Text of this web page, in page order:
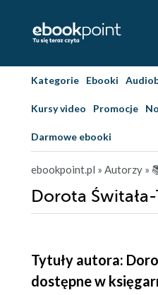
Kategorie Ebooki
Kursy video Promocje
Darmowe ebooki
ebookpoint.pl » Autorzy »
Dorota
Tytuły autora:
dostępne w